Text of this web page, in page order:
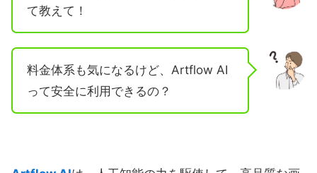
て教えて！
料金体系も気になるけど、Artflow AI
って安全に利用できるの？